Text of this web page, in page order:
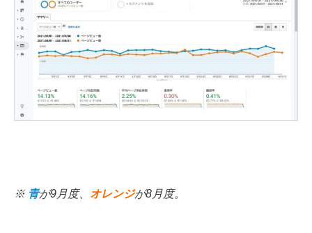
※ 青が9月度、 オレンジが8月度。